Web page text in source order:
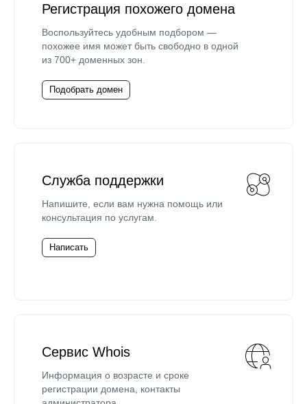
Регистрация похожего домена
Воспользуйтесь удобным подбором —
похожее имя может быть свободно в одной
из 700+ доменных зон.
Подобрать домен
Служба поддержки
Напишите, если вам нужна помощь или
консультация по услугам.
Написать
Сервис Whois
Информация о возрасте и сроке
регистрации домена, контакты